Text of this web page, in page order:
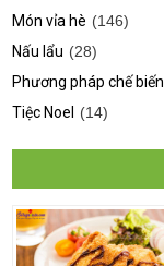
Món vỉa hè (146)
Nấu lẩu (28)
Phương pháp chế biến
Tiệc Noel
(14)